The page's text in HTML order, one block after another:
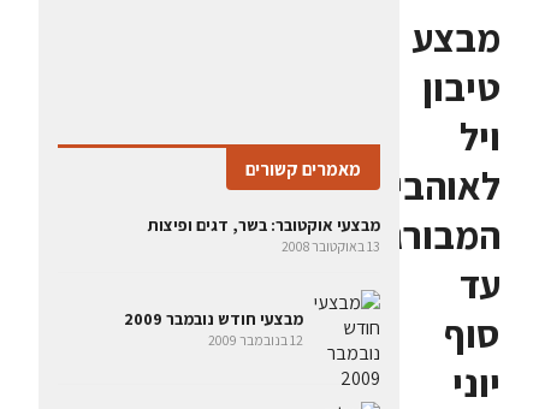
מבצע
טיבון
ויל
לאוהבי
המבורגרים
עד
סוף
יוני
מאמרים קשורים
מבצעי אוקטובר: בשר, דגים ופיצות
13 באוקטובר 2008
מבצעי חודש נובמבר 2009
12 בנובמבר 2009